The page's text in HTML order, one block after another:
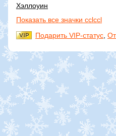
Хэллоуин
Показать все значки cclccl
Подарить VIP-статус